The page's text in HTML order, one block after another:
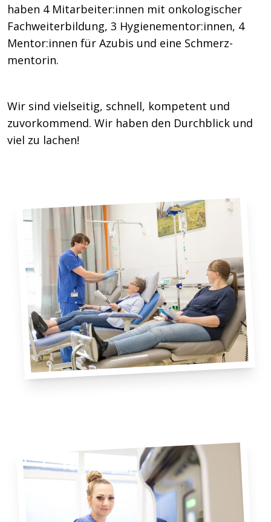
haben 4 Mitarbeiter:innen mit onko­logischer
Fach­weiter­bildung, 3 Hygiene­mentor:innen, 4
Mentor:innen für Azubis und eine Schmerz­
mentorin.
Wir sind vielseitig, schnell, kompetent und
zuvorkommend. Wir haben den Durch­blick und
viel zu lachen!